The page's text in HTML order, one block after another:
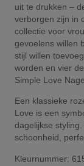
uit te drukken –
verborgen zijn in
collectie voor
gevoelens willen
stijl willen
worden en vier
Simple Love
Een klassieke
Love is een
dagelijkse
schoonheid,
Kleurnummer: